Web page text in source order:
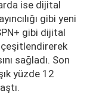
ise dijital
gibi yeni
gibi dijital
sağladı. Son
yüzde 12